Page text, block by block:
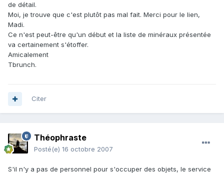
de détail.
Moi, je trouve que c'est plutôt pas mal fait. Merci pour le lien,
Madi.
Ce n'est peut-être qu'un début et la liste de minéraux présentée
va certainement s'étoffer.
Amicalement
Tbrunch.
Citer
Théophraste
Posté(e) 16 octobre 2007
S'il n'y a pas de personnel pour s'occuper des objets, le service